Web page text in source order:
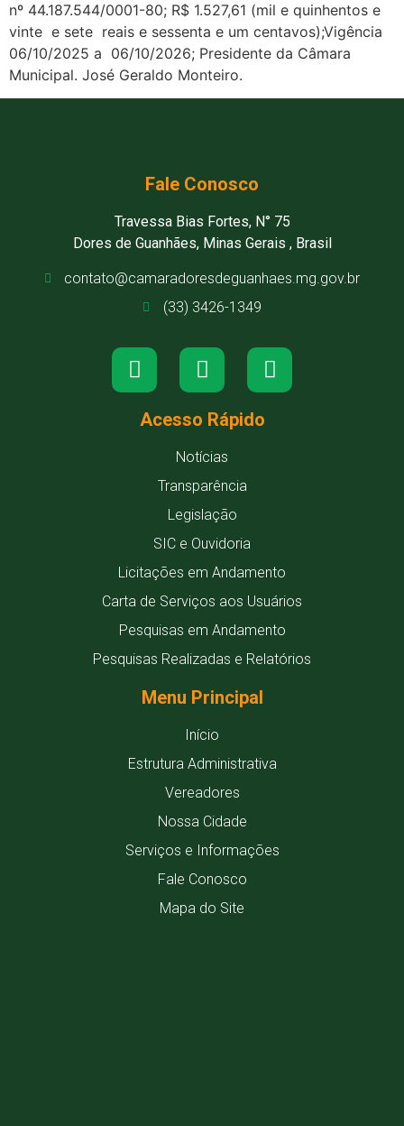
nº 44.187.544/0001-80; R$ 1.527,61 (mil e quinhentos e
vinte e sete reais e sessenta e um centavos);Vigência
06/10/2025 a 06/10/2026; Presidente da Câmara
Municipal. José Geraldo Monteiro.
Fale Conosco
Travessa Bias Fortes, N° 75
Dores de Guanhães, Minas Gerais , Brasil
contato@camaradoresdeguanhaes.mg.gov.br
(33) 3426-1349
Acesso Rápido
Notícias
Transparência
Legislação
SIC e Ouvidoria
Licitações em Andamento
Carta de Serviços aos Usuários
Pesquisas em Andamento
Pesquisas Realizadas e Relatórios
Menu Principal
Início
Estrutura Administrativa
Vereadores
Nossa Cidade
Serviços e Informações
Fale Conosco
Mapa do Site